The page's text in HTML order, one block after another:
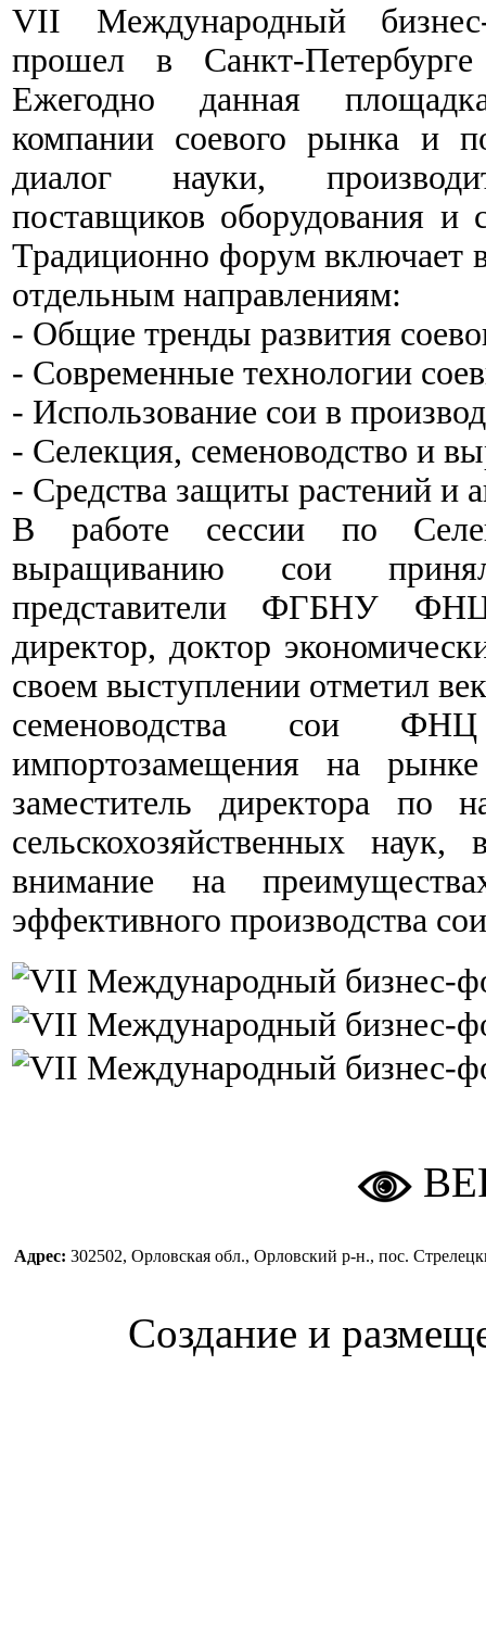
VII Международный
прошел в Санкт-
Ежегодно данная
компании соевого рынка и
диалог науки,
поставщиков оборудования и
Традиционно форум включает
отдельным направлениям:
- Общие тренды развития
- Современные технологии
- Использование сои в
- Селекция, семеноводство и
- Средства защиты растений и
В работе сессии по
выращиванию сои
представители ФГБНУ
директор, доктор
своем выступлении отметил
семеноводства сои
импортозамещения на
заместитель директора по
сельскохозяйственных наук,
внимание на
эффективного производства
Адрес: 302502, Орловская обл., Орловский р-н., пос.
Создание и